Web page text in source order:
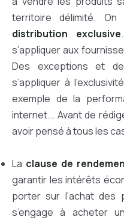
territoire délimité. On
distribution exclusive
s’appliquer aux
Des exceptions et
s’appliquer à
exemple de la
internet... Avant de
avoir pensé à tous les
La clause de
garantir les intérêts
porter sur l’achat des
s’engage à acheter